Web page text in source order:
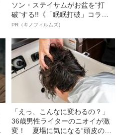
ソン・ステイサムがお盆を“打
破”する!!《「眠眠打破」コラ
ボ》
PR（キノフィルムズ）
「えっ、こんなに変わるの？」
36歳男性ライターのニオイが激
変！ 夏場に気になる“頭皮のニ